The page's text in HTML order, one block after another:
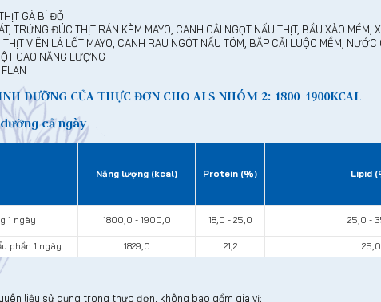
GÀ BÍ ĐỎ
TRỨNG ĐÚC THỊT RÁN KÈM MAYO, CANH CẢI NGỌT NẤU THỊT, BẦU XÀO MỀM,
VIÊN LÁ LỐT MAYO, CANH RAU NGÓT NẤU TÔM, BẮP CẢI LUỘC MỀM, NƯỚC
CAO NĂNG LƯỢNG
DƯỠNG CỦA THỰC ĐƠN CHO ALS NHÓM 2: 1800-1900KCAL
cả ngày
Năng lượng (kcal) Protein (%) Lipid
1 ngày 1800,0 - 1900,0 18,0 - 25,0 25,0 -
phần 1 ngày
1829,0 21,2 25,0
liệu sử dụng trong thực đơn, không bao gồm gia vị;